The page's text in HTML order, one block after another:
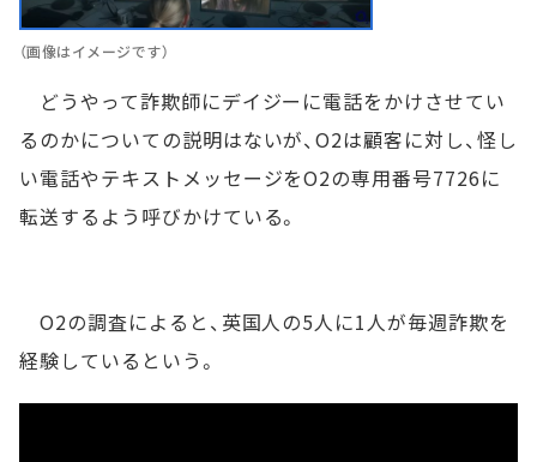
（画像はイメージです）
どうやって詐欺師にデイジーに電話をかけさせてい
るのかについての説明はないが、O2は顧客に対し、怪し
い電話やテキストメッセージをO2の専用番号7726に
転送するよう呼びかけている。
O2の調査によると、英国人の5人に1人が毎週詐欺を
経験しているという。